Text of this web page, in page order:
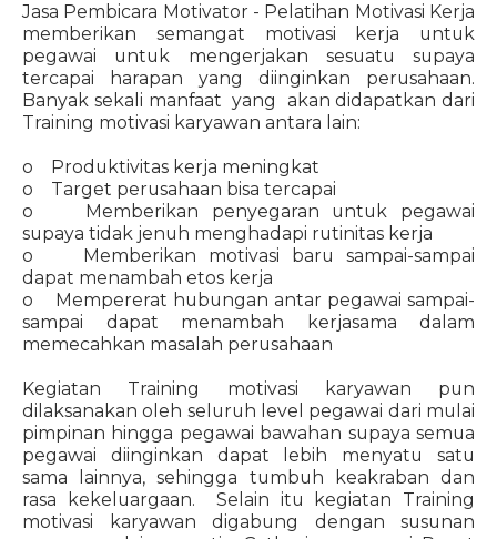
Jasa Pembicara Motivator - Pelatihan Motivasi Kerja
memberikan semangat motivasi kerja untuk
pegawai untuk mengerjakan sesuatu supaya
tercapai harapan yang diinginkan perusahaan.
Banyak sekali manfaat yang akan didapatkan dari
Training motivasi karyawan antara lain:
o Produktivitas kerja meningkat
o Target perusahaan bisa tercapai
o Memberikan penyegaran untuk pegawai
supaya tidak jenuh menghadapi rutinitas kerja
o Memberikan motivasi baru sampai-sampai
dapat menambah etos kerja
o Mempererat hubungan antar pegawai sampai-
sampai dapat menambah kerjasama dalam
memecahkan masalah perusahaan
Kegiatan Training motivasi karyawan pun
dilaksanakan oleh seluruh level pegawai dari mulai
pimpinan hingga pegawai bawahan supaya semua
pegawai diinginkan dapat lebih menyatu satu
sama lainnya, sehingga tumbuh keakraban dan
rasa kekeluargaan. Selain itu kegiatan Training
motivasi karyawan digabung dengan susunan